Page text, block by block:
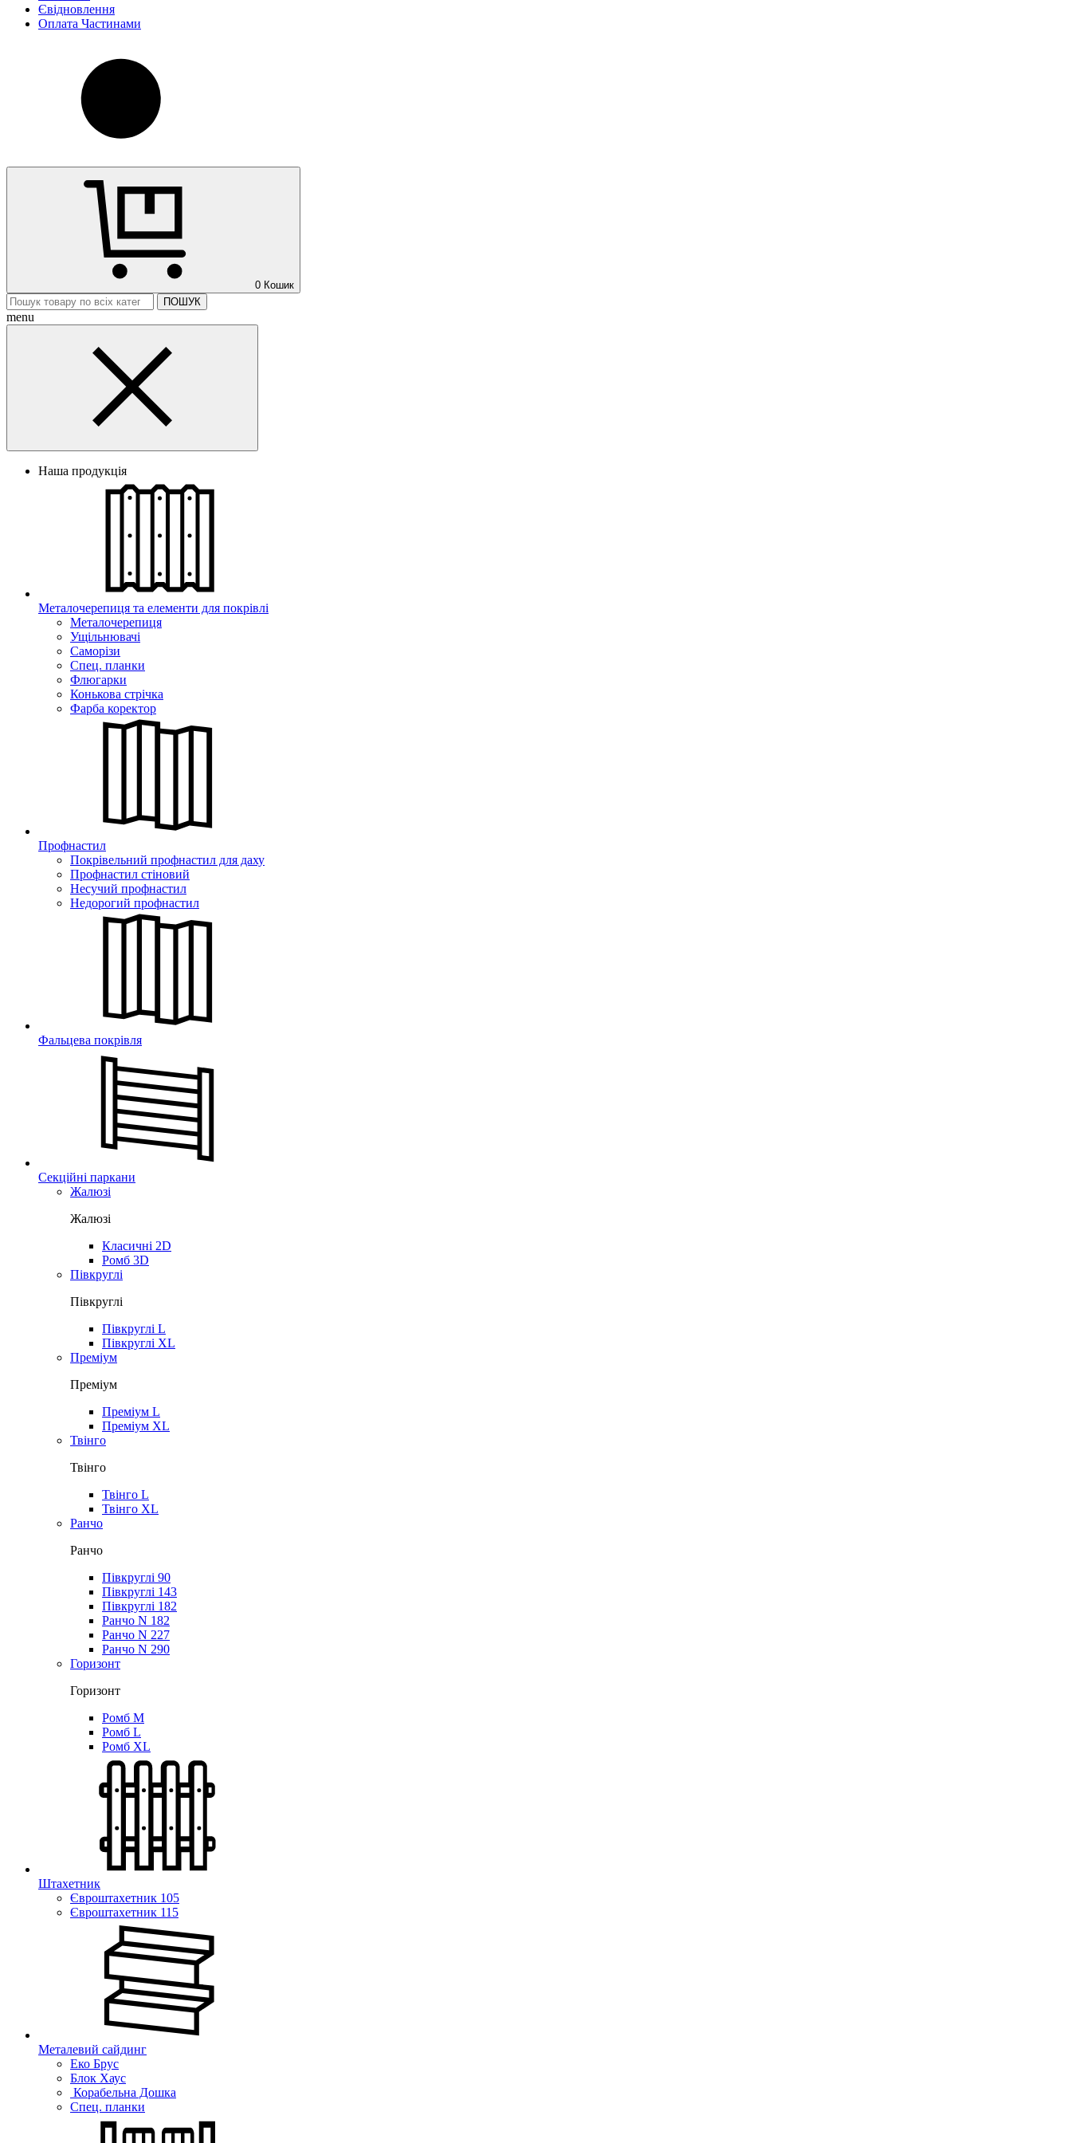
Євідновлення
Оплата Частинами
0 Кошик
ПОШУК
menu
Наша продукція
Металочерепиця та елементи для покрівлі
Металочерепиця
Ущільнювачі
Саморізи
Спец. планки
Флюгарки
Конькова стрічка
Фарба коректор
Профнастил
Покрівельний профнастил для даху
Профнастил стіновий
Несучий профнастил
Недорогий профнастил
Фальцева покрівля
Секційні паркани
Жалюзі
Жалюзі
Класичні 2D
Ромб 3D
Півкруглі
Півкруглі
Півкруглі L
Півкруглі XL
Преміум
Преміум
Преміум L
Преміум XL
Твінго
Твінго
Твінго L
Твінго XL
Ранчо
Ранчо
Півкруглі 90
Півкруглі 143
Півкруглі 182
Ранчо N 182
Ранчо N 227
Ранчо N 290
Горизонт
Горизонт
Ромб M
Ромб L
Ромб XL
Штахетник
Євроштахетник 105
Євроштахетник 115
Металевий сайдинг
Еко Брус
Блок Хаус
Корабельна Дошка
Спец. планки